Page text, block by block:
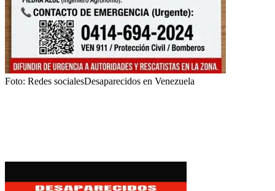
Foto: Redes socialesDesaparecidos en Venezuela